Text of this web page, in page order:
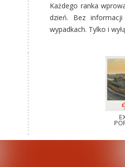
Każdego ranka
dzień. Bez
wypadkach. Tylko i